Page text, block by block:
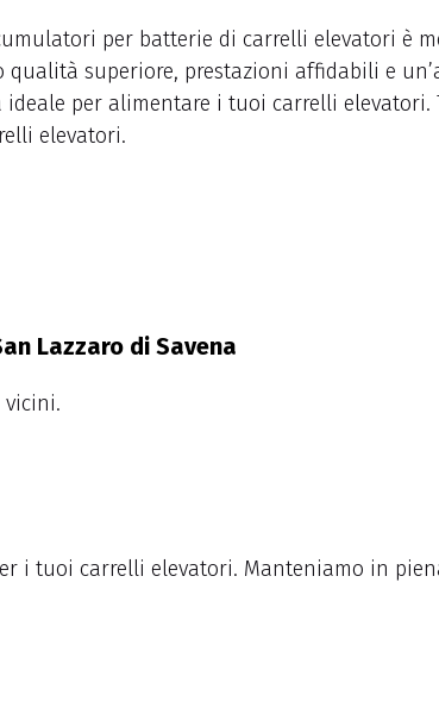
per batterie di carrelli elevatori è
superiore, prestazioni affidabili e
per alimentare i tuoi carrelli elevatori.
elevatori.
Lazzaro di Savena
vicini.
i tuoi carrelli elevatori. Manteniamo in